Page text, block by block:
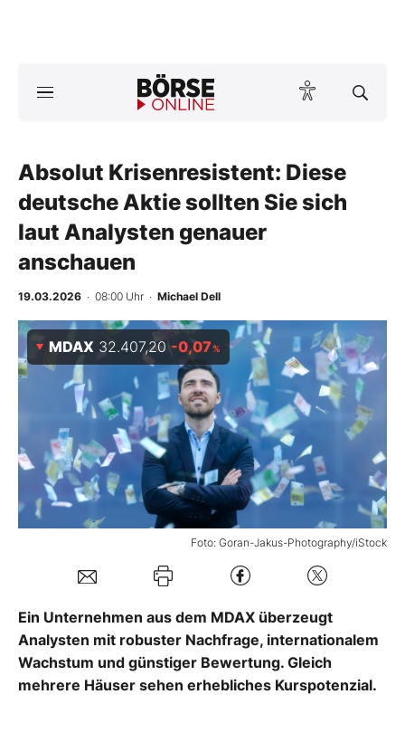
Anlageprodukte
Finanz-Check
Abo & Shop
BO-Musterdepots
Experten
Mein B:O
Mein Konto
Folgen Sie uns
Kontakt
Absolut Krisenresistent: Diese
deutsche Aktie sollten Sie sich
laut Analysten genauer
anschauen
19.03.2026 · 08:00 Uhr · Michael Dell
Foto: Goran-Jakus-Photography/iStock
MDAX 32.407,20 -0,07%
Ein Unternehmen aus dem MDAX überzeugt
Analysten mit robuster Nachfrage, internationalem
Wachstum und günstiger Bewertung. Gleich
mehrere Häuser sehen erhebliches Kurspotenzial.